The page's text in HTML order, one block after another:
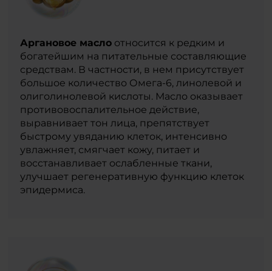
Аргановое масло относится к редким и
богатейшим на питательные составляющие
средствам. В частности, в нем присутствует
большое количество Омега-6, линолевой и
олиголинолевой кислоты. Масло оказывает
противовоспалительное действие,
выравнивает тон лица, препятствует
быстрому увяданию клеток, интенсивно
увлажняет, смягчает кожу, питает и
восстанавливает ослабленные ткани,
улучшает регенеративную функцию клеток
эпидермиса.